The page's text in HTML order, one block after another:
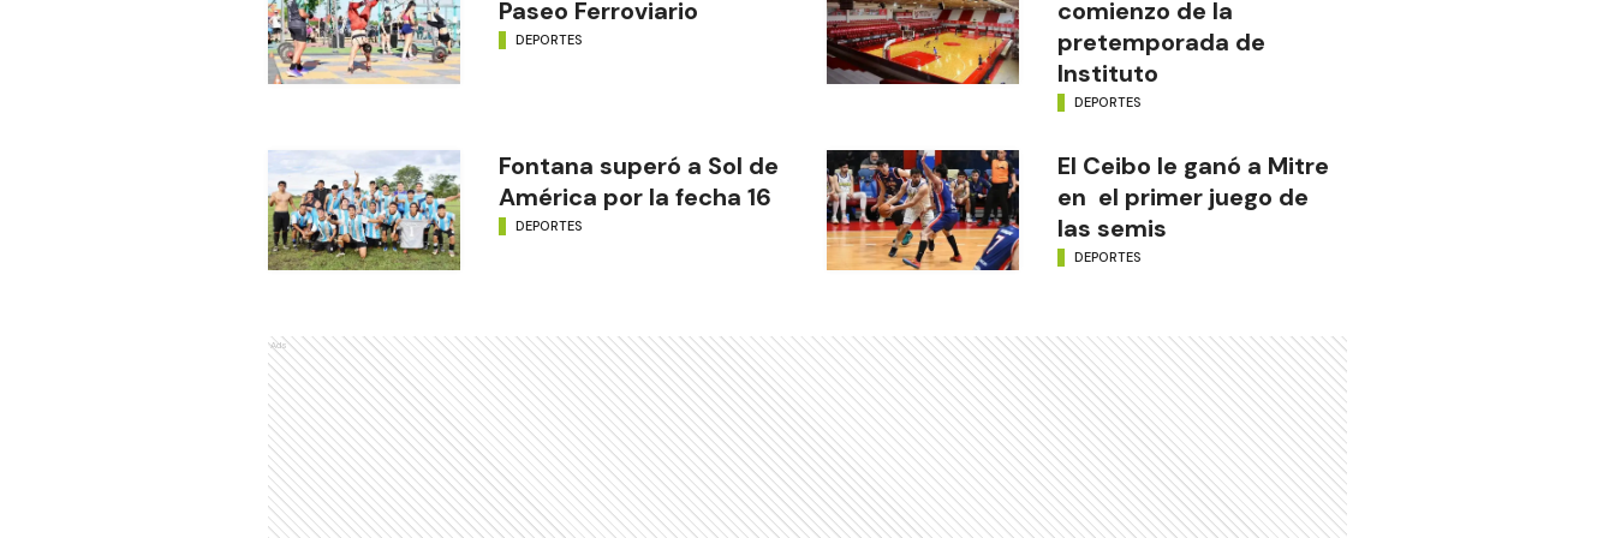
Paseo Ferroviario
DEPORTES
comienzo de la
pretemporada de
Instituto
DEPORTES
Fontana superó a Sol de
América por la fecha 16
DEPORTES
El Ceibo le ganó a Mitre
en el primer juego de
las semis
DEPORTES
Ads